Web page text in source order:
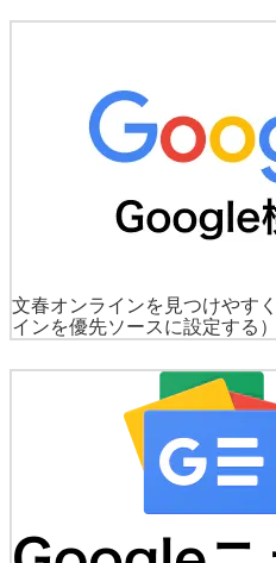
文春オンラインを見つけやす
インを優先ソースに設定する）